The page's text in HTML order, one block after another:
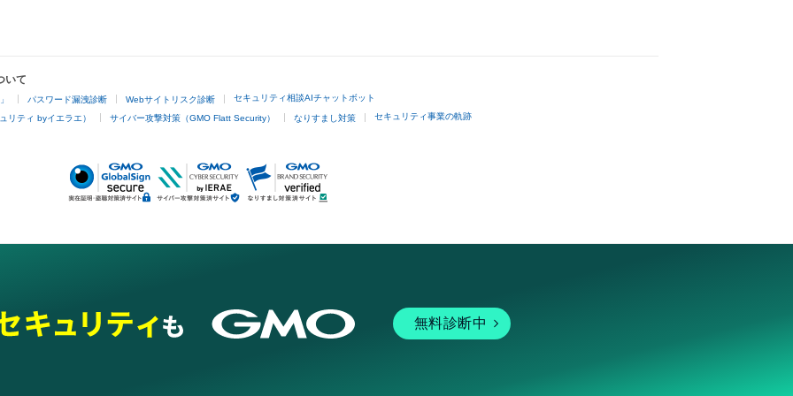
いて
パスワード漏洩診断 Webサイトリスク診断 セキュリティ相談AIチャットボット
リティ byイエラエ） サイバー攻撃対策（GMO Flatt Security） なりすまし対策 セキュリティ事業の軌跡
無料診断中